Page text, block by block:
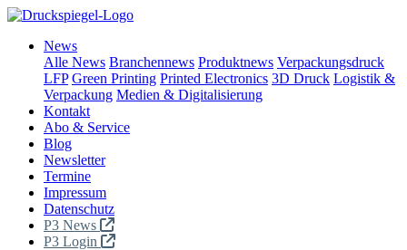
News
Alle News Branchennews Produktnews Verpackungsdruck
LFP Green Printing Printed Electronics 3D Druck Logistik &
Verpackung Medien & Digitalisierung
Kontakt
Abo & Service
Blog
Newsletter
Termine
Impressum
Datenschutz
P3 News
P3 Login